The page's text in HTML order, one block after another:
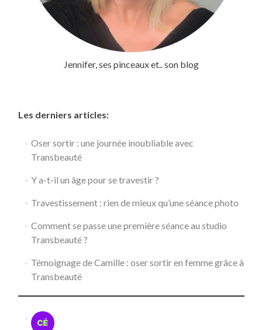
Jennifer, ses pinceaux et.. son blog
Les derniers articles:
Oser sortir : une journée inoubliable avec
Transbeauté
Y a-t-il un âge pour se travestir ?
Travestissement : rien de mieux qu’une séance photo
Comment se passe une première séance au studio
Transbeauté ?
Témoignage de Camille : oser sortir en femme grâce à
Transbeauté